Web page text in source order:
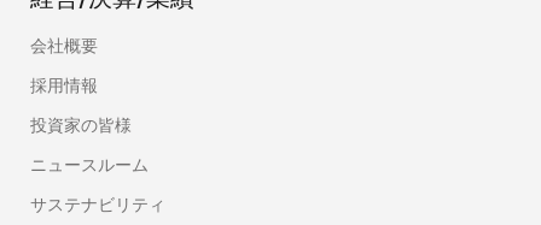
会社概要
採用情報
投資家の皆様
ニュースルーム
サステナビリティ